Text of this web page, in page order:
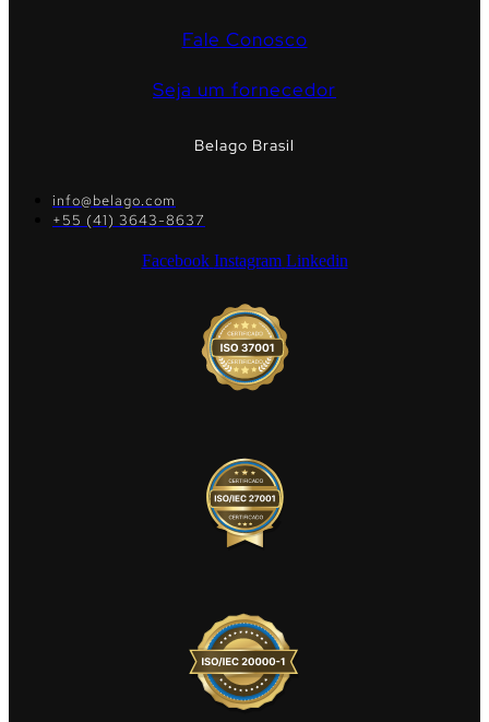
Fale Conosco
Seja um fornecedor
Belago Brasil
info@belago.com
+55 (41) 3643-8637
Facebook Instagram Linkedin